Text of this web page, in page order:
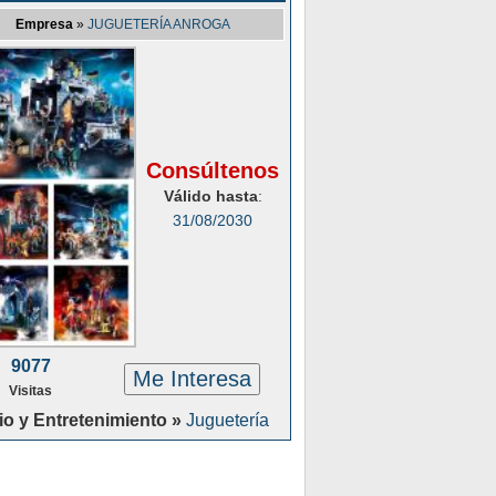
Empresa» JUGUETERÍA ANROGA
Consúltenos
Válido hasta:
31/08/2030
9077
Visitas Me Interesa
y Entretenimiento » Juguetería